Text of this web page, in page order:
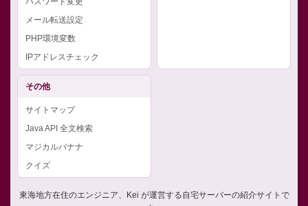
メール転送設定
PHP環境変数
IPアドレスチェック
その他
サイトマップ
Java API 全文検索
マジカルバナナ
クイズ
東海地方在住のエンジニア、Kei が運営する自宅サーバーの紹介サイトで